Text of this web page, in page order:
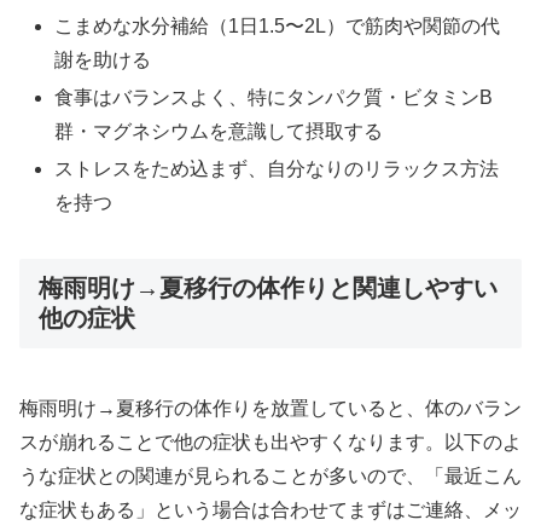
こまめな水分補給（1日1.5〜2L）で筋肉や関節の代
謝を助ける
食事はバランスよく、特にタンパク質・ビタミンB
群・マグネシウムを意識して摂取する
ストレスをため込まず、自分なりのリラックス方法
を持つ
梅雨明け→夏移行の体作りと関連しやすい
他の症状
梅雨明け→夏移行の体作りを放置していると、体のバラン
スが崩れることで他の症状も出やすくなります。以下のよ
うな症状との関連が見られることが多いので、「最近こん
な症状もある」という場合は合わせてまずはご連絡、メッ